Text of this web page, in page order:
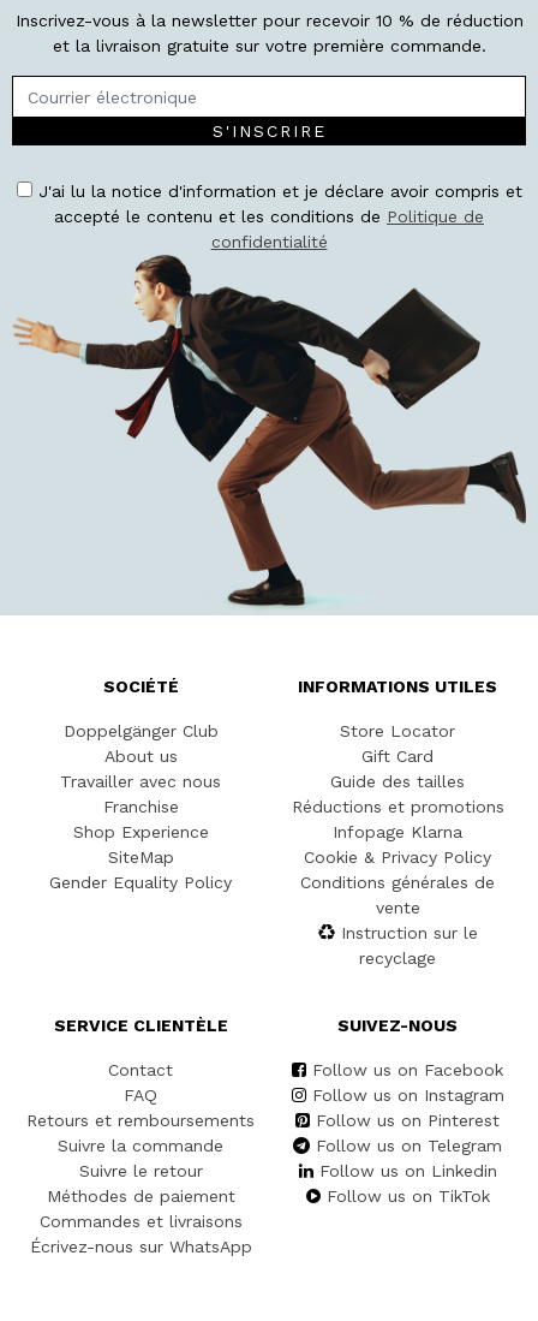
Inscrivez-vous à la newsletter pour recevoir 10 % de réduction
et la livraison gratuite sur votre première commande.
S'INSCRIRE
J'ai lu la notice d'information et je déclare avoir compris et
accepté le contenu et les conditions de Politique de
confidentialité
SOCIÉTÉ
Doppelgänger Club
About us
Travailler avec nous
Franchise
Shop Experience
SiteMap
Gender Equality Policy
INFORMATIONS UTILES
Store Locator
Gift Card
Guide des tailles
Réductions et promotions
Infopage Klarna
Cookie & Privacy Policy
Conditions générales de
vente
Instruction sur le
recyclage
SERVICE CLIENTÈLE
Contact
FAQ
Retours et remboursements
Suivre la commande
Suivre le retour
Méthodes de paiement
Commandes et livraisons
Écrivez-nous sur WhatsApp
SUIVEZ-NOUS
Follow us on Facebook
Follow us on Instagram
Follow us on Pinterest
Follow us on Telegram
Follow us on Linkedin
Follow us on TikTok